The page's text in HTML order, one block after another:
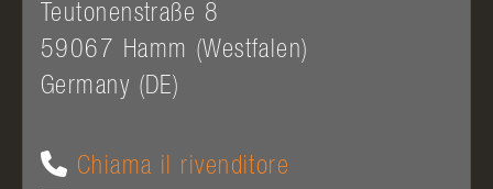
Teutonenstraße 8
59067 Hamm (Westfalen)
Germany (DE)
Chiama il rivenditore